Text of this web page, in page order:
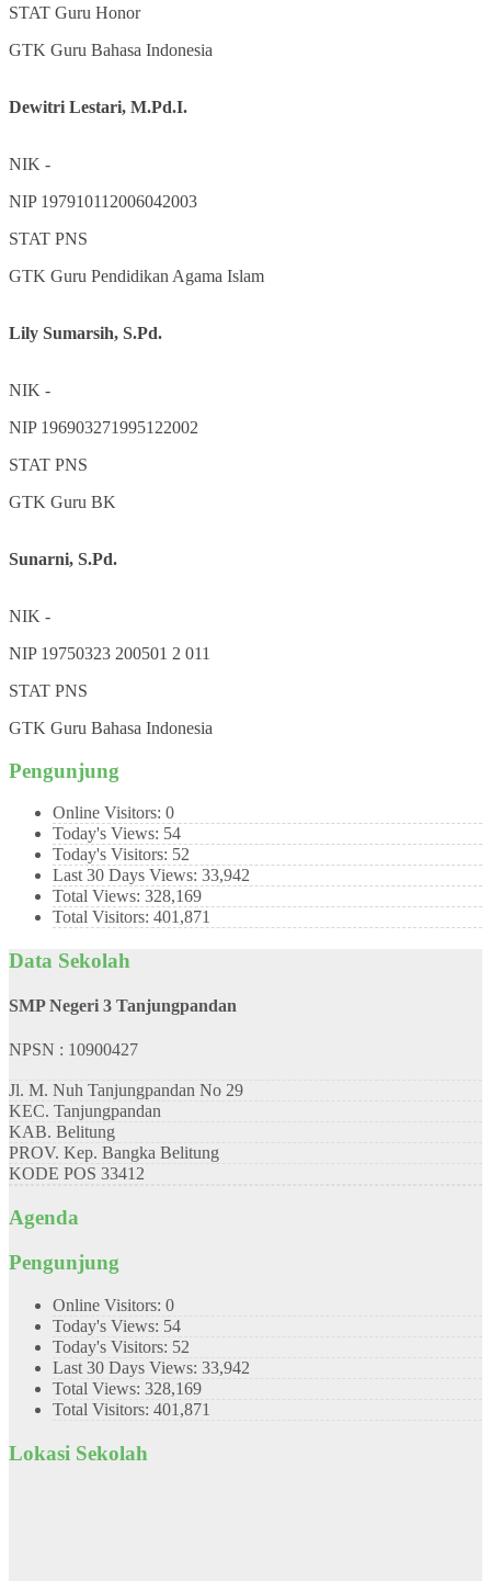
STAT Guru Honor
GTK Guru Bahasa Indonesia
Dewitri Lestari, M.Pd.I.
NIK -
NIP 197910112006042003
STAT PNS
GTK Guru Pendidikan Agama Islam
Lily Sumarsih, S.Pd.
NIK -
NIP 196903271995122002
STAT PNS
GTK Guru BK
Sunarni, S.Pd.
NIK -
NIP 19750323 200501 2 011
STAT PNS
GTK Guru Bahasa Indonesia
Pengunjung
Online Visitors: 0
Today's Views: 54
Today's Visitors: 52
Last 30 Days Views: 33,942
Total Views: 328,169
Total Visitors: 401,871
Data Sekolah
SMP Negeri 3 Tanjungpandan
NPSN : 10900427
Jl. M. Nuh Tanjungpandan No 29
KEC. Tanjungpandan
KAB. Belitung
PROV. Kep. Bangka Belitung
KODE POS 33412
Agenda
Pengunjung
Online Visitors: 0
Today's Views: 54
Today's Visitors: 52
Last 30 Days Views: 33,942
Total Views: 328,169
Total Visitors: 401,871
Lokasi Sekolah